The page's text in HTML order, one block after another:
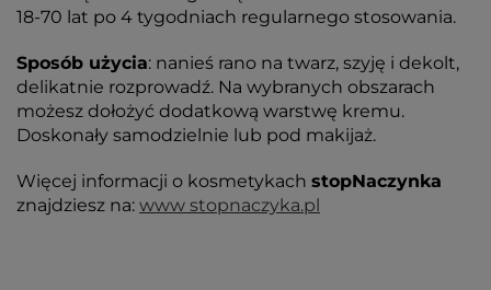
18-70 lat po 4 tygodniach regularnego stosowania.
Sposób użycia: nanieś rano na twarz, szyję i dekolt,
delikatnie rozprowadź. Na wybranych obszarach
możesz dołożyć dodatkową warstwę kremu.
Doskonały samodzielnie lub pod makijaż.
Więcej informacji o kosmetykach stopNaczynka
znajdziesz na: www stopnaczyka.pl